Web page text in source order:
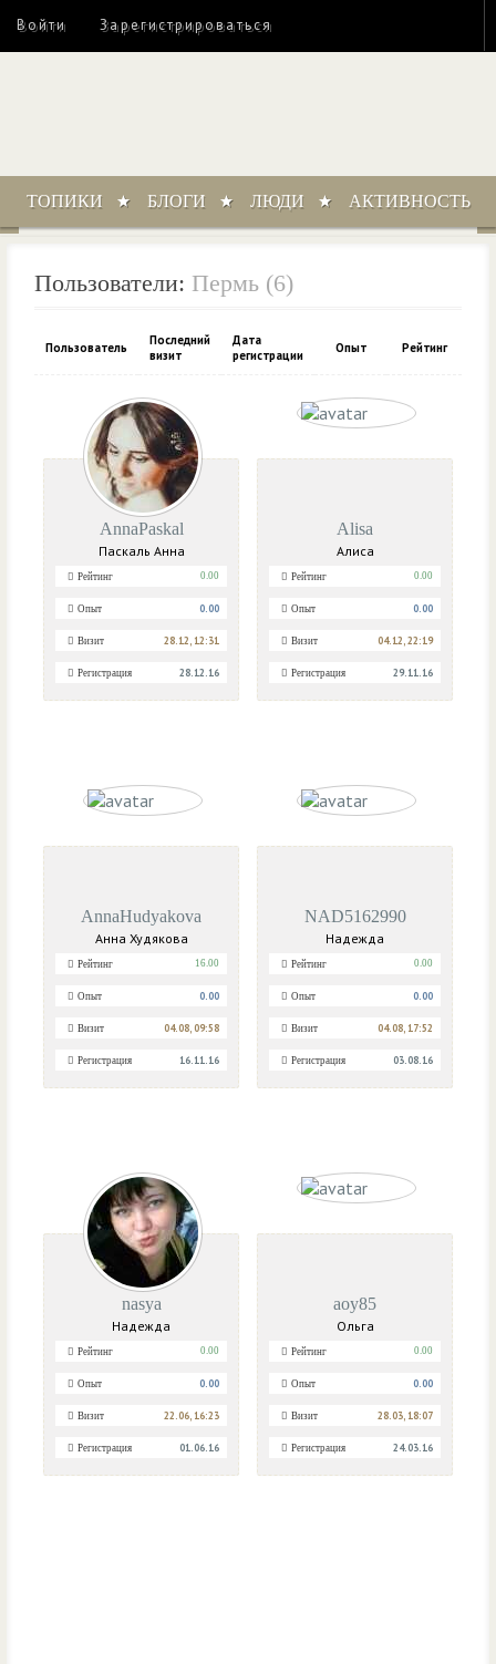
Войти Зарегистрироваться
ТОПИКИ БЛОГИ ЛЮДИ АКТИВНОСТЬ
Пользователи: Пермь (6)
Пользователь
Последний
визит
Дата
регистрации
Опыт Рейтинг
AnnaPaskal
Паскаль Анна
Рейтинг 0.00
Опыт 0.00
Визит 28.12, 12:31
Регистрация 28.12.16
Alisa
Алиса
Рейтинг 0.00
Опыт 0.00
Визит 04.12, 22:19
Регистрация 29.11.16
AnnaHudyakova
Анна Худякова
Рейтинг 16.00
Опыт 0.00
Визит 04.08, 09:58
Регистрация 16.11.16
NAD5162990
Надежда
Рейтинг 0.00
Опыт 0.00
Визит 04.08, 17:52
Регистрация 03.08.16
nasya
Надежда
Рейтинг 0.00
Опыт 0.00
Визит 22.06, 16:23
Регистрация 01.06.16
aoy85
Ольга
Рейтинг 0.00
Опыт 0.00
Визит 28.03, 18:07
Регистрация 24.03.16